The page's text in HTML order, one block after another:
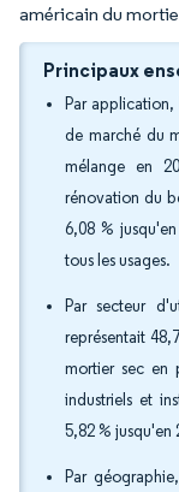
américain du
Principaux
Par
de marché du
mélange en
rénovation du
6,08 %
tous les usages.
Par secteur
représentait
mortier sec en
industriels et
5,82 % jusqu'en
Par